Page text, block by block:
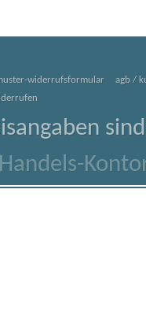
widerrufsformular
agb /